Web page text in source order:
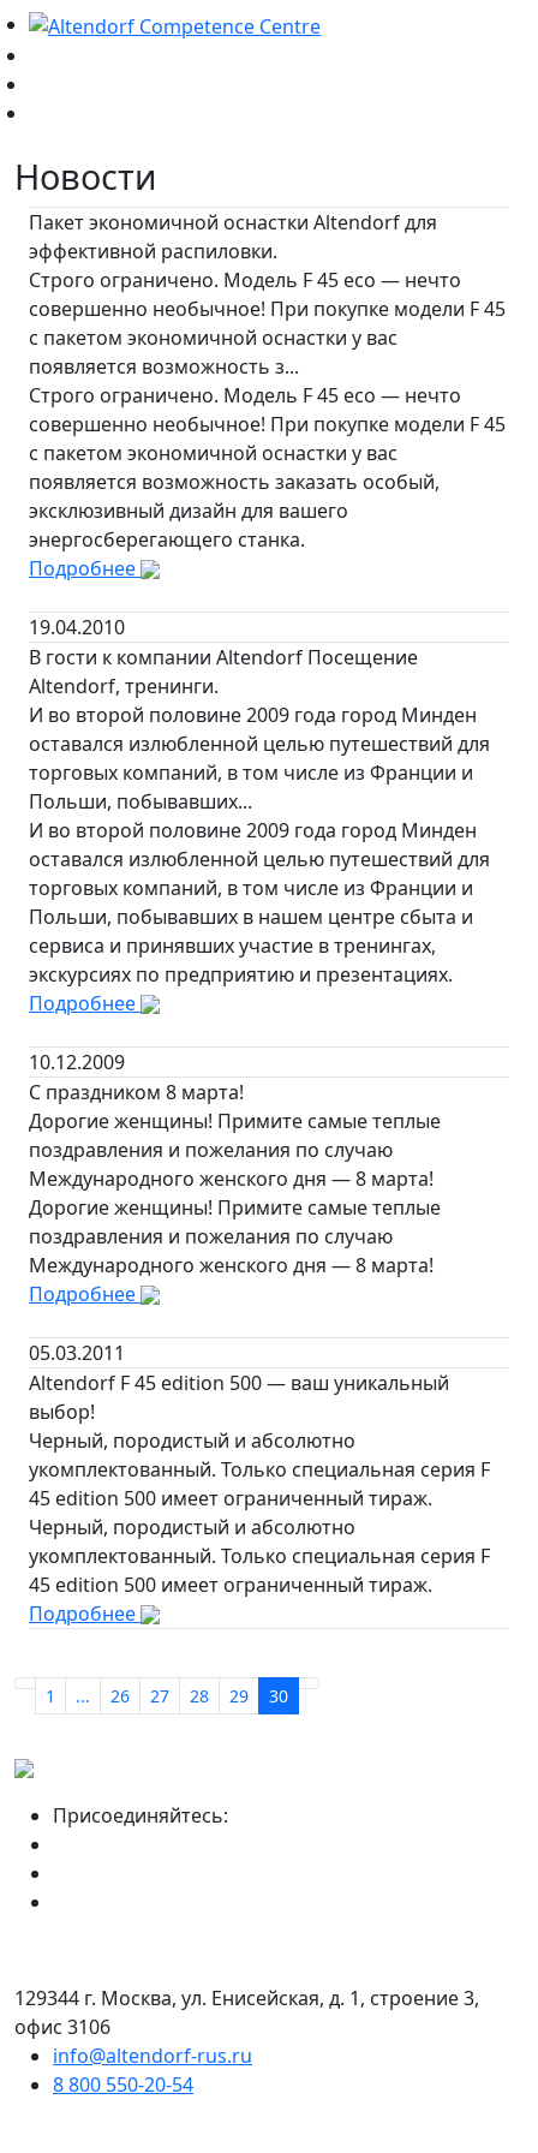
Новости
Пакет экономичной оснастки Altendorf для
эффективной распиловки.
Строго ограничено. Модель F 45 eco — нечто
совершенно необычное! При покупке модели F 45
с пакетом экономичной оснастки у вас
появляется возможность з...
Строго ограничено. Модель F 45 eco — нечто
совершенно необычное! При покупке модели F 45
с пакетом экономичной оснастки у вас
появляется возможность заказать особый,
эксклюзивный дизайн для вашего
энергосберегающего станка.
Подробнее
19.04.2010
В гости к компании Altendorf Посещение
Altendorf, тренинги.
И во второй половине 2009 года город Минден
оставался излюбленной целью путешествий для
торговых компаний, в том числе из Франции и
Польши, побывавших...
И во второй половине 2009 года город Минден
оставался излюбленной целью путешествий для
торговых компаний, в том числе из Франции и
Польши, побывавших в нашем центре сбыта и
сервиса и принявших участие в тренингах,
экскурсиях по предприятию и презентациях.
Подробнее
10.12.2009
С праздником 8 марта!
Дорогие женщины! Примите самые теплые
поздравления и пожелания по случаю
Международного женского дня — 8 марта!
Дорогие женщины! Примите самые теплые
поздравления и пожелания по случаю
Международного женского дня — 8 марта!
Подробнее
05.03.2011
Altendorf F 45 edition 500 — ваш уникальный
выбор!
Черный, породистый и абсолютно
укомплектованный. Только специальная серия F
45 edition 500 имеет ограниченный тираж.
Черный, породистый и абсолютно
укомплектованный. Только специальная серия F
45 edition 500 имеет ограниченный тираж.
Подробнее
1 ... 26 27 28 29 30
Присоединяйтесь:
129344 г. Москва, ул. Енисейская, д. 1, строение 3,
офис 3106
info@altendorf-rus.ru
8 800 550-20-54